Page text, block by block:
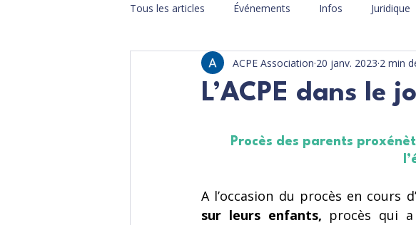
Tous les articles Événements Infos Juridique
L’ACPE dans le
ACPE Association 20 janv. 2023 2 min
Procès des parents
A l’occasion du procès en cours
sur leurs enfants, procès qui